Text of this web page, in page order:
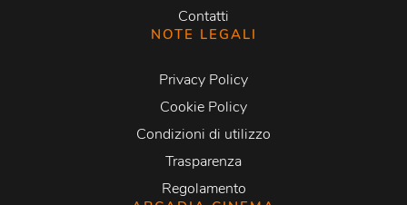
Contatti
NOTE LEGALI
Privacy Policy
Cookie Policy
Condizioni di utilizzo
Trasparenza
Regolamento